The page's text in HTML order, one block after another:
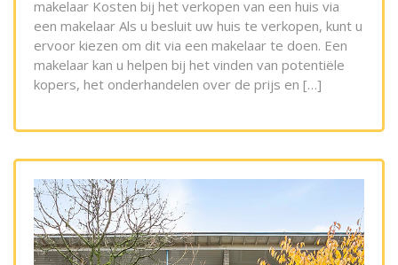
makelaar Kosten bij het verkopen van een huis via
een makelaar Als u besluit uw huis te verkopen, kunt u
ervoor kiezen om dit via een makelaar te doen. Een
makelaar kan u helpen bij het vinden van potentiële
kopers, het onderhandelen over de prijs en […]